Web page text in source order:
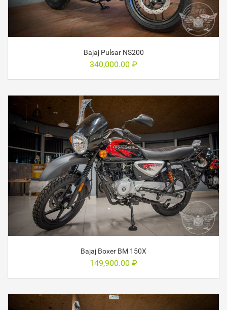
Bajaj Pulsar NS200
340,000.00 ₽
Bajaj Boxer BM 150X
149,900.00 ₽